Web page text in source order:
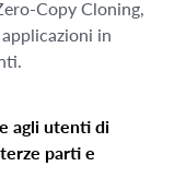
Copy Cloning,
in
agli utenti di
parti e